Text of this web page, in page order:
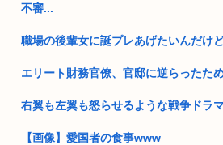
不審...
職場の後輩女に誕プレあげたいんだけ
エリート財務官僚、官邸に逆らったた
右翼も左翼も怒らせるような戦争ドラ
【画像】愛国者の食事www